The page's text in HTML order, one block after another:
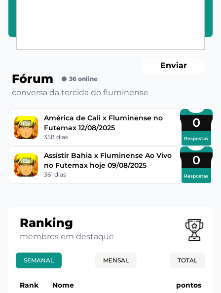
Enviar
Fórum 36 online
conversa da torcida do fluminense
América de Cali x Fluminense no
Futemax 12/08/2025
358 dias
0
Respostas
Assistir Bahia x Fluminense Ao Vivo
no Futemax hoje 09/08/2025
361 dias
0
Respostas
Ranking
membros em destaque
SEMANAL MENSAL TOTAL
Rank Nome pontos